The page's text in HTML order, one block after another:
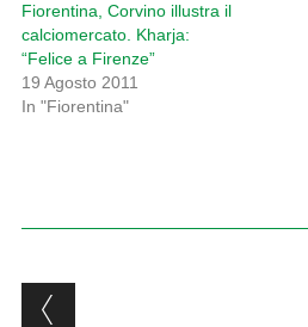
Fiorentina, Corvino illustra il
calciomercato. Kharja:
“Felice a Firenze”
19 Agosto 2011
In "Fiorentina"
Post navigation